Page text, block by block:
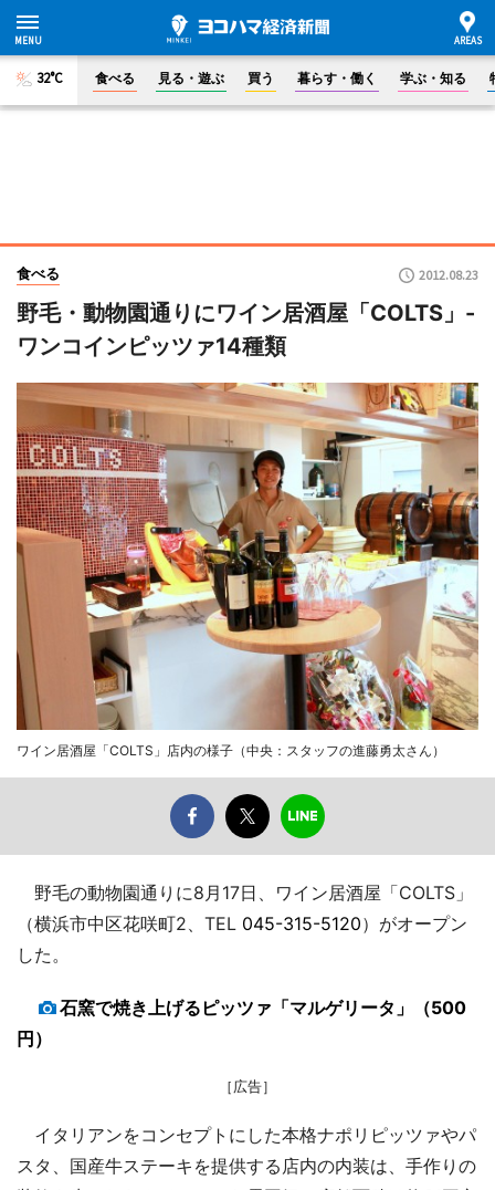
32°C 食べる 見る・遊ぶ 買う 暮らす・働く 学ぶ・知る
食べる 2012.08.23
野毛・動物園通りにワイン居酒屋「COLTS」-
ワンコインピッツァ14種類
ワイン居酒屋「COLTS」店内の様子（中央：スタッフの進藤勇太さん）
野毛の動物園通りに8月17日、ワイン居酒屋「COLTS」
（横浜市中区花咲町2、TEL 045-315-5120）がオープン
した。
石窯で焼き上げるピッツァ「マルゲリータ」（500
円）
［広告］
イタリアンをコンセプトにした本格ナポリピッツァやパ
スタ、国産牛ステーキを提供する店内の内装は、手作りの